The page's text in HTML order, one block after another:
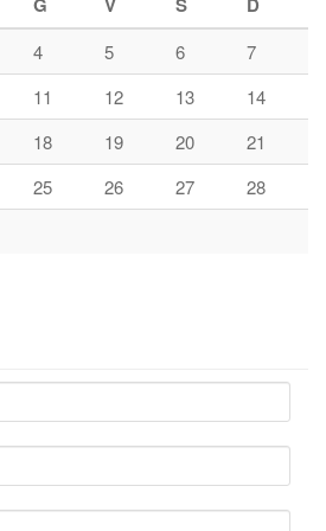
4 5 6
7
11 12 13
14
18 19 20
21
25 26 27
28